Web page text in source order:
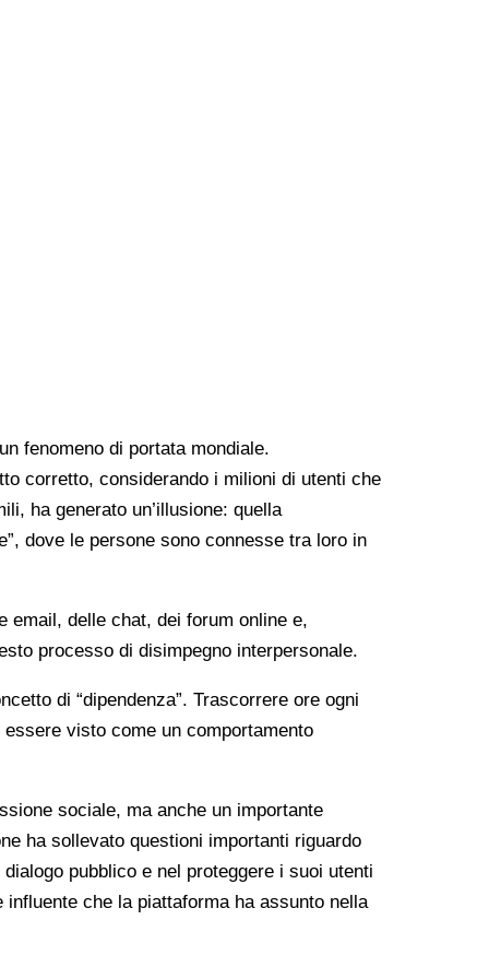
fenomeno di portata mondiale.
corretto, considerando i milioni di utenti che
ha generato un’illusione: quella
dove le persone sono connesse tra loro in
email, delle chat, dei forum online e,
processo di disimpegno interpersonale.
di “dipendenza”. Trascorrere ore ogni
visto come un comportamento
sociale, ma anche un importante
ha sollevato questioni importanti riguardo
pubblico e nel proteggere i suoi utenti
che la piattaforma ha assunto nella